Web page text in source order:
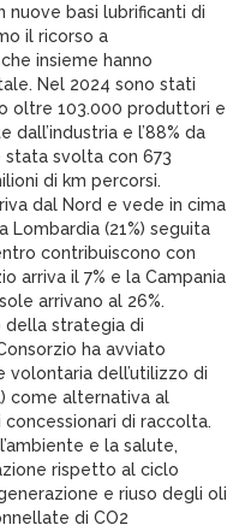
nuove basi lubrificanti di
il ricorso a
insieme hanno
Nel 2024 sono stati
oltre 103.000 produttori e
e l’88% da
stata svolta con 673
di km percorsi.
dal Nord e vede in cima
(21%) seguita
contribuiscono con
arriva il 7% e la Campania
arrivano al 26%.
della strategia di
ha avviato
volontaria dell’utilizzo di
come alternativa al
di raccolta.
e la salute,
rispetto al ciclo
e riuso degli oli
di CO2